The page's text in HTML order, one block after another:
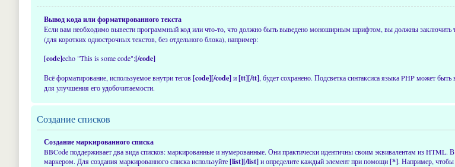
Вывод кода или форматированного текста
Если вам необходимо вывести программный код или что-то, что должно быть выведено моноширным шрифтом, вы должны заключить
(для коротких однострочных текстов, без отдельного блока), например:
[code]echo "This is some code";[/code]
Всё форматирование, используемое внутри тегов[code][/code]и[tt][/tt], будет сохранено. Подсветка синтаксиса языка PHP может
для улучшения его удобочитаемости.
Создание списков
Создание маркированного списка
BBCode поддерживает два вида списков: маркированные и нумерованные. Они практически идентичны своим эквивалентам из
маркером. Для создания маркированного списка используйте[list][/list]и определите каждый элемент при помощи[*]. Например, чтобы